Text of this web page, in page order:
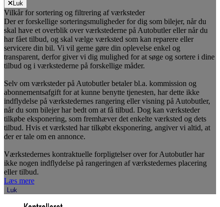
Luk
Vilkår for sortering og filtrering af værksteder
Der er forskellige sorteringsmuligheder for dig som bilejer, når du
skal have et overblik over værkstederne på Autobutler eller når du
har fået tilbud, og skal vælge værksted som kan reparere eller
servicere din bil. Vi vil gerne gøre din oplevelse enkel og
transparent, derfor giver vi dig mulighed for at søge og sortere i dine
tilbud og i værkstederne på forskellige måder.
Selv om værksteder på Autobutler betaler bl.a. kommission og
abonnementsafgift for at kunne benytte tjenesten, har dette ikke
indflydelse på værkstedernes rangering eller visning på Autobutler,
når du som bilejer har bedt om at få tilbud. Dog kan værksteder
tilkøbe eksponering, som fremhæver det enkelte værksted og dets
tilbud. Hvis et værksted har tilkøbt eksponering, angiver vi altid, at
der er tale om en annonce.
Værkstedernes kontraktuelle forpligtelser over for Autobutler har
ikke nogen indflydelse på rangeringen af værkstedernes placering
eller tilbud.
Læs mere
Luk